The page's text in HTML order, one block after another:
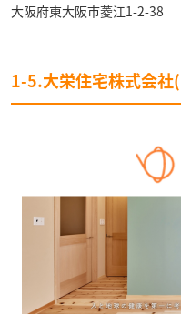
大阪府東大阪市菱江1-2-38
1-5.大栄住宅株式会